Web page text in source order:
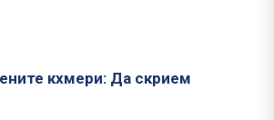
кхмери: Да скрием